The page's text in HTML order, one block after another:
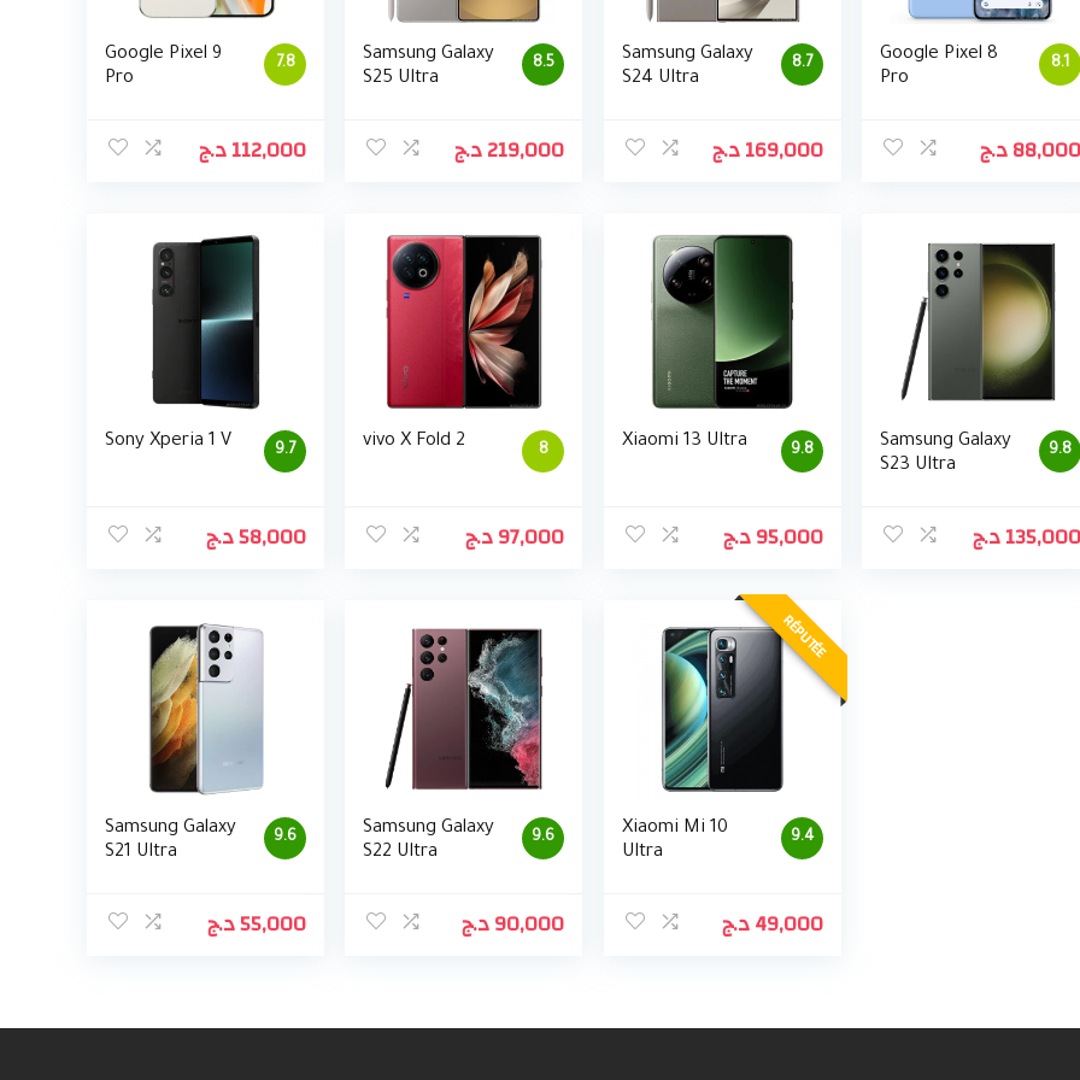
7.8
Google Pixel 9
Pro
112,000د.ج
8.5
Samsung Galaxy
S25 Ultra
219,000د.ج
8.7
Samsung Galaxy
S24 Ultra
169,000د.ج
8.1
Google Pixel 8
Pro
88,000د.ج
9.7
Sony Xperia 1 V
58,000د.ج
8
vivo X Fold 2
97,000د.ج
9.8
Xiaomi 13 Ultra
95,000د.ج
9.8
Samsung Galaxy
S23 Ultra
135,000د.ج
9.6
Samsung Galaxy
S21 Ultra
55,000د.ج
9.6
Samsung Galaxy
S22 Ultra
90,000د.ج
RÉPUTÉE
9.4
Xiaomi Mi 10
Ultra
49,000د.ج